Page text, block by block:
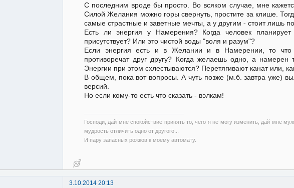
С последним вроде бы просто. Во всяком случае, мне
Силой Желания можно горы свернуть, простите за клише.
самые страстные и заветные мечты, а у другим - стоит лишь
Есть ли энергия у Намерения? Когда человек планирует
присутствует? Или это чистой воды "воля и разум"?
Если энергия есть и в Желании и в Намерении, то что
противоречат друг другу? Когда желаешь одно, а намерен
Энергии при этом схлестываются? Перетягивают канат или,
В общем, пока вот вопросы. А чуть позже (м.б. завтра уже)
версий.
Но если кому-то есть что сказать - вэлкам!
Господи, дай мне спокойствие принять то, чего я не могу изменить, дай мне
мудрость отличить одно от другого...
И пару запасных рожков к моему автомату.
3.10.2014 20:13